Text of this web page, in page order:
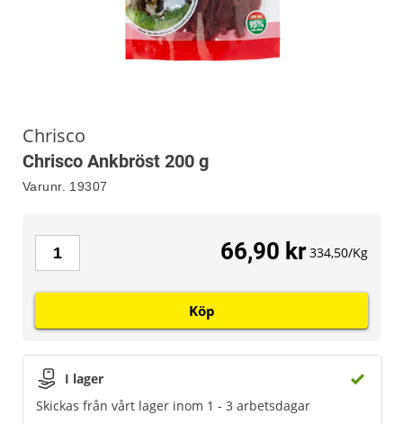
Chrisco
Chrisco Ankbröst 200 g
Varunr. 19307
I lager
Skickas från vårt lager inom 1 - 3 arbetsdagar
66,90 kr 334,50/Kg
Köp